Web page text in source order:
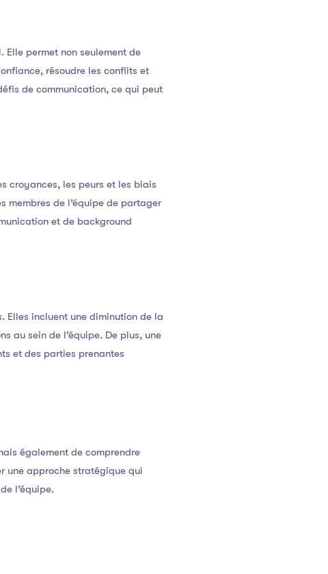
permet non seulement de
résoudre les conflits et
de communication, ce qui peut
croyances, les peurs et les biais
membres de l’équipe de partager
et de background
Elles incluent une diminution de la
au sein de l’équipe. De plus, une
et des parties prenantes
également de comprendre
une approche stratégique qui
l’équipe.